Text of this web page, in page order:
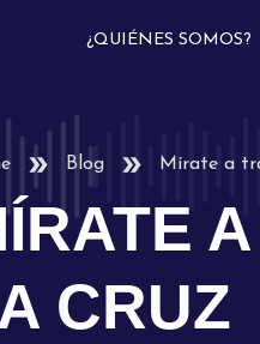
¿QUIÉNES SOMOS?
Blog Mírate a
CRUZ